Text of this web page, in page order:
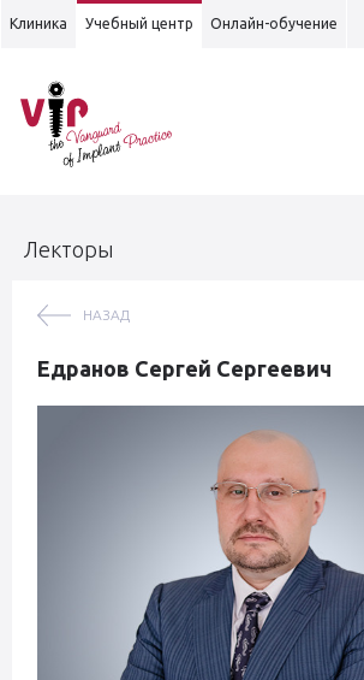
Клиника Учебный центр Онлайн-обучение
Лекторы
НАЗАД
Едранов Сергей Сергеевич